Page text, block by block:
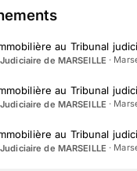
au Tribunal
de MARSEILLE ·
au Tribunal
de MARSEILLE ·
au Tribunal
de MARSEILLE ·